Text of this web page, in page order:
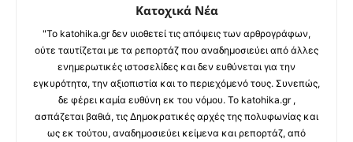
Κατοχικά Νέα
"Το katohika.gr δεν υιοθετεί τις απόψεις των αρθρογράφων,
ούτε ταυτίζεται με τα ρεπορτάζ που αναδημοσιεύει από άλλες
ενημερωτικές ιστοσελίδες και δεν ευθύνεται για την
εγκυρότητα, την αξιοπιστία και το περιεχόμενό τους. Συνεπώς,
δε φέρει καμία ευθύνη εκ του νόμου. Το katohika.gr ,
ασπάζεται βαθιά, τις Δημοκρατικές αρχές της πολυφωνίας και
ως εκ τούτου, αναδημοσιεύει κείμενα και ρεπορτάζ, από